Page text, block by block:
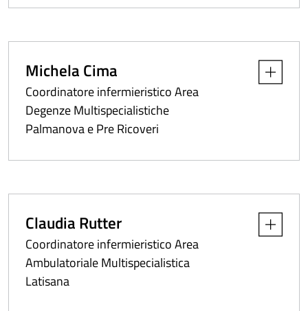
Michela Cima
Coordinatore infermieristico Area
Degenze Multispecialistiche
Palmanova e Pre Ricoveri
Apri
Claudia Rutter
Coordinatore infermieristico Area
Ambulatoriale Multispecialistica
Latisana
Apri